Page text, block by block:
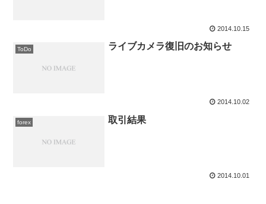
2014.10.15
ToDo ライブカメラ復旧のお知らせ
2014.10.02
forex 取引結果
2014.10.01